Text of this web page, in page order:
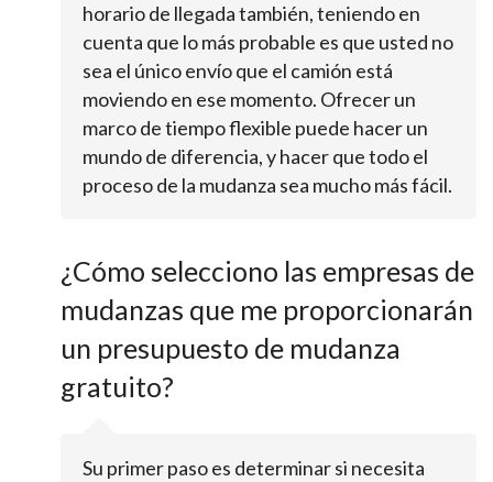
horario de llegada también, teniendo en
cuenta que lo más probable es que usted no
sea el único envío que el camión está
moviendo en ese momento. Ofrecer un
marco de tiempo flexible puede hacer un
mundo de diferencia, y hacer que todo el
proceso de la mudanza sea mucho más fácil.
¿Cómo selecciono las empresas de
mudanzas que me proporcionarán
un presupuesto de mudanza
gratuito?
Su primer paso es determinar si necesita